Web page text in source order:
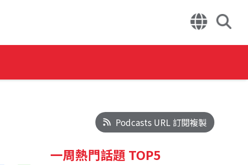
Podcasts URL 訂閱複製
一周熱門話題 TOP5